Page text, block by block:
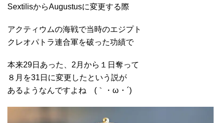
SextilisからAugustusに変更する際
アクティウムの海戦で当時のエジプト
クレオパトラ連合軍を破った功績で
本来29日あった、2月から１日奪って
８月を31日に変更したという説が
あるようなんですよね (｀・ω・´)